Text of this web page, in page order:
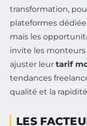
transformation,
plateformes
mais les
invite les
ajuster leur tarif
tendances
qualité et la
LES